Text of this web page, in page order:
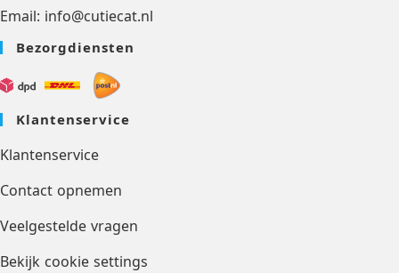
Email: info@cutiecat.nl
Bezorgdiensten
Klantenservice
Klantenservice
Contact opnemen
Veelgestelde vragen
Bekijk cookie settings